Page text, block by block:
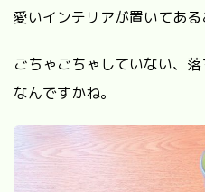
愛いインテリアが置いてある
ごちゃごちゃしていない、
なんですかね。